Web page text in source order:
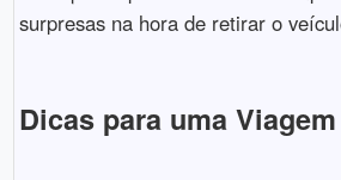
surpresas na hora de retirar o
Dicas para uma